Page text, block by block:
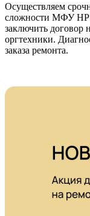
Осуществляем
сложности МФУ HP
заключить договор
оргтехники.
заказа ремонта.